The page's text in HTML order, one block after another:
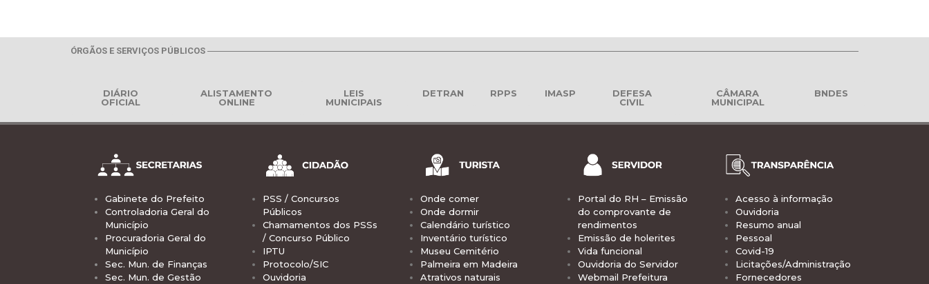
ÓRGÃOS E SERVIÇOS PÚBLICOS
DIÁRIO
OFICIAL
ALISTAMENTO
ONLINE
LEIS
MUNICIPAIS
DETRAN RPPS IMASP
DEFESA
CIVIL
CÂMARA
MUNICIPAL
BNDES
Gabinete do Prefeito
Controladoria Geral do
Município
Procuradoria Geral do
Município
Sec. Mun. de Finanças
Sec. Mun. de Gestão
PSS / Concursos
Públicos
Chamamentos dos PSSs
/ Concurso Público
IPTU
Protocolo/SIC
Ouvidoria
Onde comer
Onde dormir
Calendário turístico
Inventário turístico
Museu Cemitério
Palmeira em Madeira
Atrativos naturais
Portal do RH – Emissão
do comprovante de
rendimentos
Emissão de holerites
Vida funcional
Ouvidoria do Servidor
Webmail Prefeitura
Acesso à informação
Ouvidoria
Resumo anual
Pessoal
Covid-19
Licitações/Administração
Fornecedores